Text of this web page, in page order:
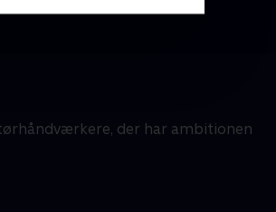
der har ambitionen